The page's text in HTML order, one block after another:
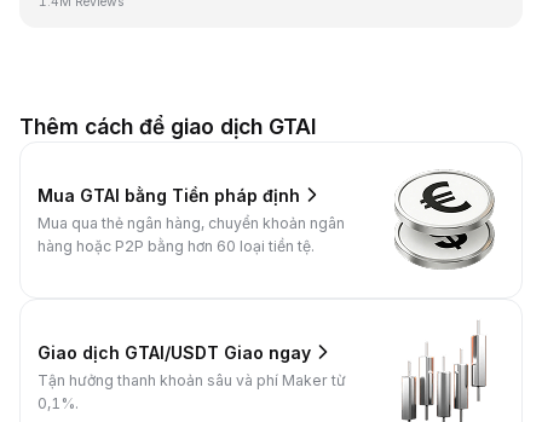
Thêm cách để giao dịch GTAI
Mua GTAI bằng Tiền pháp định
Mua qua thẻ ngân hàng, chuyển khoản ngân
hàng hoặc P2P bằng hơn 60 loại tiền tệ.
Giao dịch GTAI/USDT Giao ngay
Tận hưởng thanh khoản sâu và phí Maker từ
0,1%.